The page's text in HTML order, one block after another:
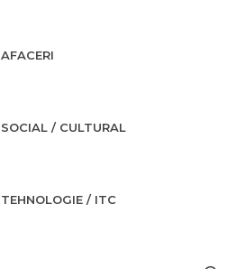
AFACERI
SOCIAL / CULTURAL
TEHNOLOGIE / ITC